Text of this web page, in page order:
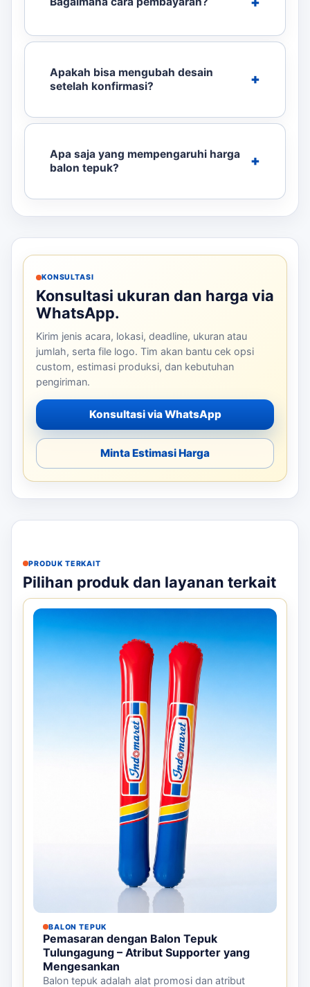
Apakah bisa mengubah desain
setelah konfirmasi?
Apa saja yang mempengaruhi harga
balon tepuk?
KONSULTASI
Konsultasi ukuran dan harga via
WhatsApp.
Kirim jenis acara, lokasi, deadline, ukuran atau
jumlah, serta file logo. Tim akan bantu cek opsi
custom, estimasi produksi, dan kebutuhan
pengiriman.
Konsultasi via WhatsApp
Minta Estimasi Harga
PRODUK TERKAIT
Pilihan produk dan layanan terkait
BALON TEPUK
Pemasaran dengan Balon Tepuk
Tulungagung – Atribut Supporter yang
Mengesankan
Balon tepuk adalah alat promosi dan atribut